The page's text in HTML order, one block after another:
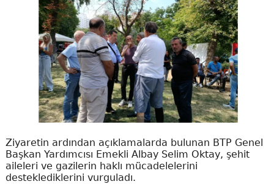
Ziyaretin ardından açıklamalarda bulunan BTP Genel
Başkan Yardımcısı Emekli Albay Selim Oktay, şehit
aileleri ve gazilerin haklı mücadelelerini
desteklediklerini vurguladı.